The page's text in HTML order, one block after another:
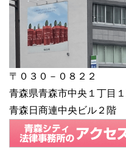
〒０３０－０８２２
青森県青森市中央１丁目
青森日商連中央ビル２階